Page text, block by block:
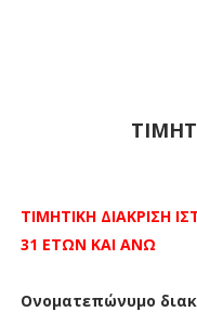
ΤΙΜΗΤΙΚΗ ΔΙΑΚΡΙΣΗ
31 ΕΤΩΝ ΚΑΙ ΑΝΩ
Ονοματεπώνυμο